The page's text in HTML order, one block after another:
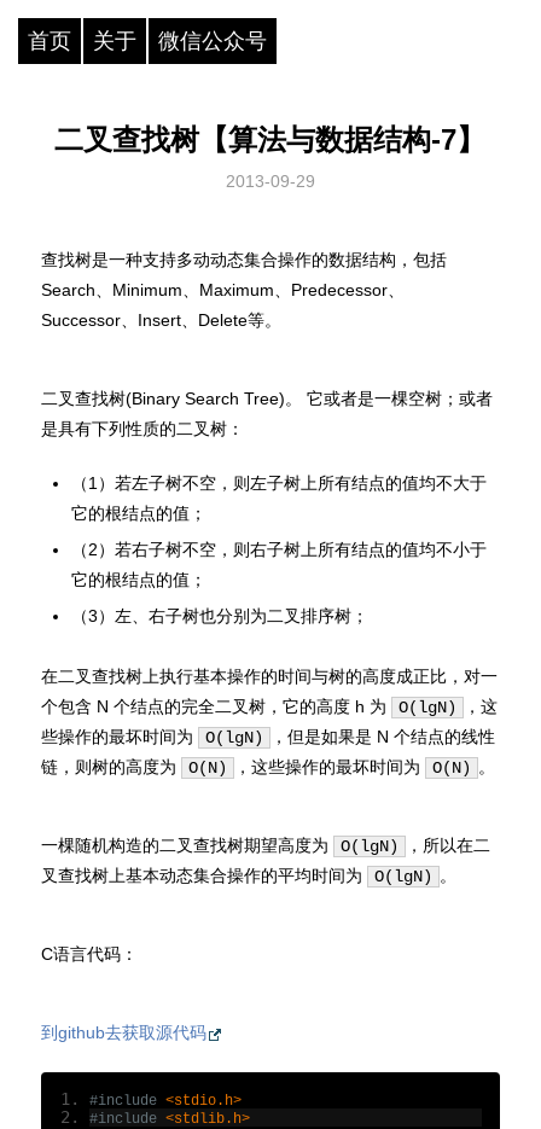
首页 关于 微信公众号
二叉查找树【算法与数据结构-7】
2013-09-29
查找树是一种支持多动动态集合操作的数据结构，包括
Search、Minimum、Maximum、Predecessor、
Successor、Insert、Delete等。
二叉查找树(Binary Search Tree)。 它或者是一棵空树；或者
是具有下列性质的二叉树：
（1）若左子树不空，则左子树上所有结点的值均不大于
它的根结点的值；
（2）若右子树不空，则右子树上所有结点的值均不小于
它的根结点的值；
（3）左、右子树也分别为二叉排序树；
在二叉查找树上执行基本操作的时间与树的高度成正比，对一
个包含 N 个结点的完全二叉树，它的高度 h 为
O(lgN)
，这
些操作的最坏时间为
O(lgN)
，但是如果是 N 个结点的线性
链，则树的高度为
O(N) ，这些操作的最坏时间为 O(N) 。
一棵随机构造的二叉查找树期望高度为 O(lgN)
，所以在二
叉查找树上基本动态集合操作的平均时间为
O(lgN) 。
C语言代码：
到github去获取源代码
#include <stdio.h>
#include <stdlib.h>